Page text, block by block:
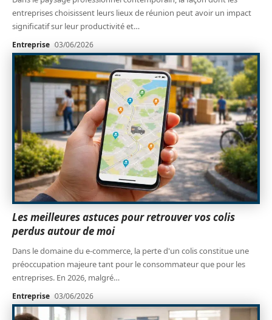
entreprises choisissent leurs lieux de réunion peut avoir un impact
significatif sur leur productivité et…
Entreprise 03/06/2026
Les meilleures astuces pour retrouver vos colis
perdus autour de moi
Dans le domaine du e-commerce, la perte d'un colis constitue une
préoccupation majeure tant pour le consommateur que pour les
entreprises. En 2026, malgré…
Entreprise 03/06/2026